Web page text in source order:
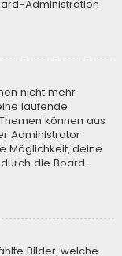
Administration
nicht mehr
laufende
können aus
Administrator
Möglichkeit, deine
die Board-
Bilder, welche